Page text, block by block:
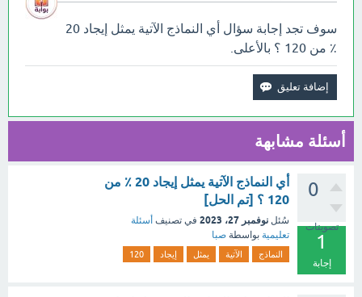
سوف تجد إجابة سؤال أي النماذج الآتية يمثل إيجاد 20
٪ من 120 ؟ بالأعلى.
أسئلة مشابهة
0
تصويتات
1
إجابة
أي النماذج الآتية يمثل إيجاد 20 ٪ من
120 ؟ [تم الحل]
سُئل نوفمبر 27، 2023 في تصنيف أسئلة
تعليمية بواسطة صبا
النماذج الآتية يمثل إيجاد 120